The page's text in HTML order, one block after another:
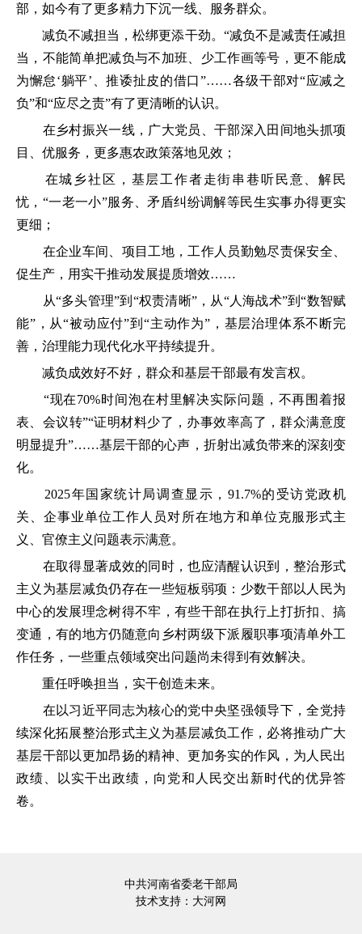
部，如今有了更多精力下沉一线、服务群众。
减负不减担当，松绑更添干劲。“减负不是减责任减担
当，不能简单把减负与不加班、少工作画等号，更不能成
为懈怠‘躺平’、推诿扯皮的借口”……各级干部对“应减之
负”和“应尽之责”有了更清晰的认识。
在乡村振兴一线，广大党员、干部深入田间地头抓项
目、优服务，更多惠农政策落地见效；
在城乡社区，基层工作者走街串巷听民意、解民
忧，“一老一小”服务、矛盾纠纷调解等民生实事办得更实
更细；
在企业车间、项目工地，工作人员勤勉尽责保安全、
促生产，用实干推动发展提质增效……
从“多头管理”到“权责清晰”，从“人海战术”到“数智赋
能”，从“被动应付”到“主动作为”，基层治理体系不断完
善，治理能力现代化水平持续提升。
减负成效好不好，群众和基层干部最有发言权。
“现在70%时间泡在村里解决实际问题，不再围着报
表、会议转”“证明材料少了，办事效率高了，群众满意度
明显提升”……基层干部的心声，折射出减负带来的深刻变
化。
2025年国家统计局调查显示，91.7%的受访党政机
关、企事业单位工作人员对所在地方和单位克服形式主
义、官僚主义问题表示满意。
在取得显著成效的同时，也应清醒认识到，整治形式
主义为基层减负仍存在一些短板弱项：少数干部以人民为
中心的发展理念树得不牢，有些干部在执行上打折扣、搞
变通，有的地方仍随意向乡村两级下派履职事项清单外工
作任务，一些重点领域突出问题尚未得到有效解决。
重任呼唤担当，实干创造未来。
在以习近平同志为核心的党中央坚强领导下，全党持
续深化拓展整治形式主义为基层减负工作，必将推动广大
基层干部以更加昂扬的精神、更加务实的作风，为人民出
政绩、以实干出政绩，向党和人民交出新时代的优异答
卷。
中共河南省委老干部局
技术支持： 大河网